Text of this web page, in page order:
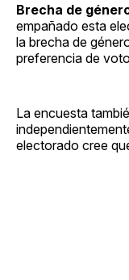
Brecha de
empañado esta
la brecha de
preferencia de
La encuesta
electorado cree